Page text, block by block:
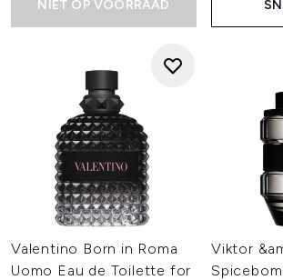
NIET OP VOORRAAD
Valentino Born in Roma
Uomo Eau de Toilette for
Viktor